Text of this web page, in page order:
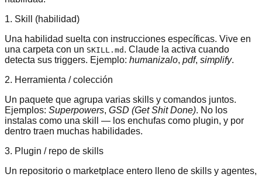
1. Skill (habilidad)
Una habilidad suelta con instrucciones específicas. Vive en
una carpeta con un SKILL.md . Claude la activa cuando
detecta sus triggers. Ejemplo: humanizalo, pdf, simplify.
2. Herramienta / colección
Un paquete que agrupa varias skills y comandos juntos.
Ejemplos: Superpowers, GSD (Get Shit Done). No los
instalas como una skill — los enchufas como plugin, y por
dentro traen muchas habilidades.
3. Plugin / repo de skills
Un repositorio o marketplace entero lleno de skills y agentes,